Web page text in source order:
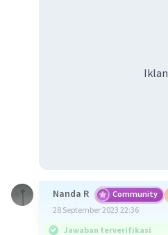
Iklan
Nanda R Community
28 September 2023 22:36
Jawaban terverifikasi